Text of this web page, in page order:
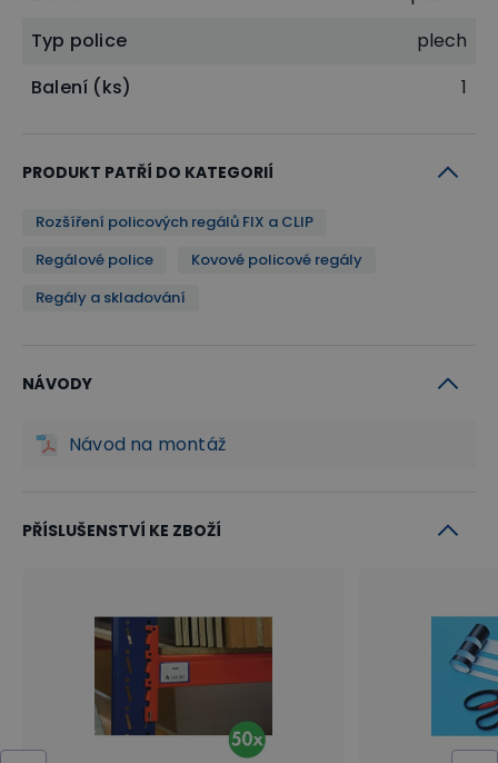
Typ police
plech
Balení (ks)
1
PRODUKT PATŘÍ DO KATEGORIÍ
Rozšíření policových regálů FIX a CLIP
Regálové police
Kovové policové regály
Regály a skladování
NÁVODY
Návod na montáž
PŘÍSLUŠENSTVÍ KE ZBOŽÍ